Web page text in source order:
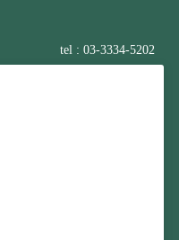
tel : 03-3334-5202